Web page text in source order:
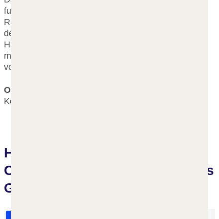
fußläufiger Entfernung zu den Tivoli-Gärten, dem
Rathausplatz, den Fußgängerzonen der Stadt und
dem an das Wasser grenzende Stadtgebiet. Bis zum
Hauptbahnhof der Stadt sind es zu Fuß nur ca. 10
min. Der Flughafen Kopenhagen ist ungefähr 12 km
vom Hotel entfernt.
Ort
Kopenhagen
Hotelbewertungen Wakeup
Copenhagen - Carsten Niebuhrs
Gade